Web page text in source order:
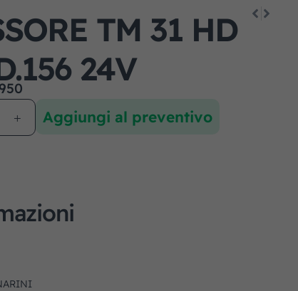
TM 31 HD
24V
Aggiungi al preventivo